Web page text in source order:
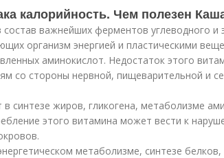
калорийность. Чем полезен
важнейших ферментов углеводного и
организм энергией и пластическими
аминокислот. Недостаток этого
со стороны нервной, пищеварительной и
синтезе жиров, гликогена, метаболизме
этого витамина может вести к
метаболизме, синтезе